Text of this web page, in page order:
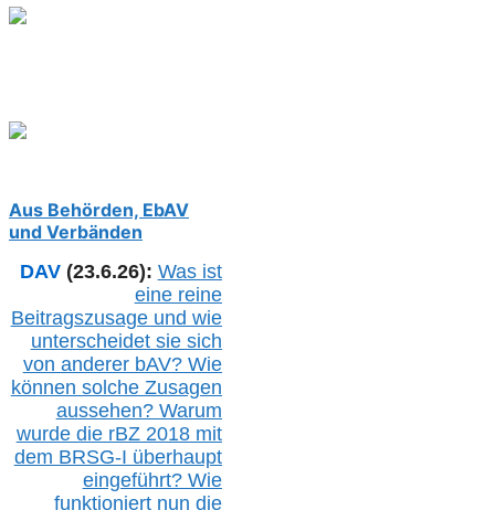
Aus Behörden, EbAV
und Verbänden
DAV (23.6.26): Was ist
eine reine
Beitragszusage und wie
unterscheidet sie sich
von anderer bAV? Wie
können solche Zusagen
aussehen? Warum
wurde die rBZ2018 mit
dem BRSG-I überhaupt
eingeführt? Wie
funktioniert nun die